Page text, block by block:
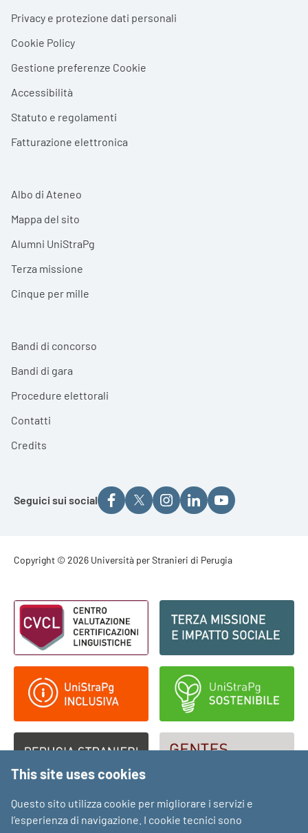
Privacy e protezione dati personali
Cookie Policy
Gestione preferenze Cookie
Accessibilità
Statuto e regolamenti
Fatturazione elettronica
Albo di Ateneo
Mappa del sito
Alumni UniStraPg
Terza missione
Cinque per mille
Bandi di concorso
Bandi di gara
Procedure elettorali
Contatti
Credits
Seguici sui social
Footer - Copyright
Copyright © 2026 Università per Stranieri di Perugia
Footer - Loghi
This site uses cookies
Questo sito utilizza cookie per migliorare i servizi e
l’esperienza di navigazione. I cookie tecnici sono